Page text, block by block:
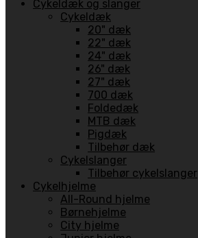
Cykeldæk og slanger
Cykeldæk
20" dæk
22" dæk
24" dæk
26" dæk
27" dæk
700 dæk
Foldedæk
MTB dæk
Pigdæk
Tilbehør dæk
Cykelslanger
Tilbehør cykelslanger
Cykelhjelme
All-Round hjelme
Børnehjelme
City hjelme